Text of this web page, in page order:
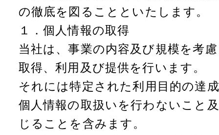
の徹底を図ることといたします。
１．個人情報の取得
当社は、事業の内容及び規模を考
取得、利用及び提供を行います。
それには特定された利用目的の達
個人情報の取扱いを行わないこと
じることを含みます。